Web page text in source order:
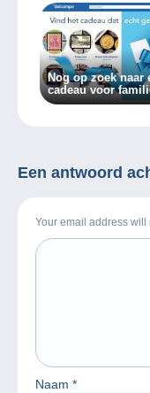
Nog op zoek naar
cadeau voor
vrienden?
Een antwoord
Your email address
Naam *